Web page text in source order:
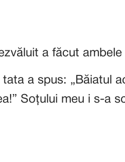
a făcut
tata a spus: „Băiatul
Soțului meu i s-a